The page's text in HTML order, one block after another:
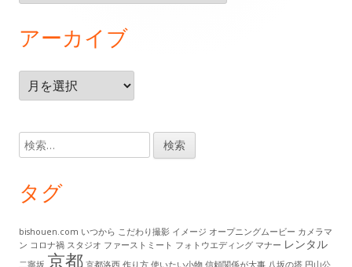
コ
ン
テ
ツ
リ
アーカイブ
ー
イ
ブ
検
索:
タグ
bishouen.com いつから こだわり撮影 イメージ オープニングムービー カメラマ
ン コロナ禍 スタジオ ファーストミート フォトウエディング マナー レンタル
二寧坂 京都 京都洛西 作り方 使いたい小物 信頼関係が大事 八坂の塔 円山公